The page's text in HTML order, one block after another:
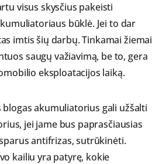
visus skysčius pakeisti
būklė. Jei to dar
imtis šių darbų. Tinkamai žiemai
saugų važiavimą, be to, gera
eksploatacijos laiką.
blogas akumuliatorius gali užšalti
jei jame bus paprasčiausias
antifrizas, sutrūkinėti.
kailiu yra patyrę, kokie